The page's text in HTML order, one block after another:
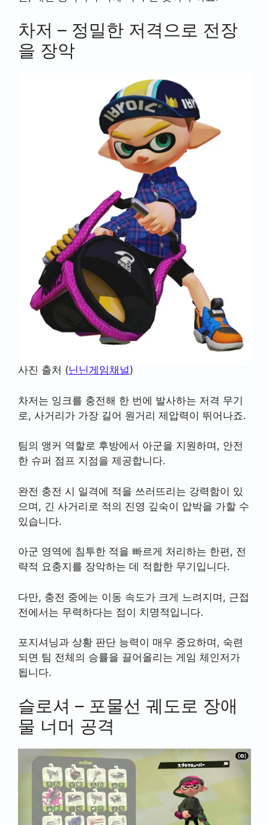
차저 – 정밀한 저격으로 전장
을 장악
사진 출처 (닌닌게임채널)
차저는 잉크를 충전해 한 번에 발사하는 저격 무기
로, 사거리가 가장 길어 원거리 제압력이 뛰어나죠.
팀의 앵커 역할로 후방에서 아군을 지원하며, 안전
한 슈퍼 점프 지점을 제공합니다.
완전 충전 시 일격에 적을 쓰러뜨리는 강력함이 있
으며, 긴 사거리로 적의 진영 깊숙이 압박을 가할 수
있습니다.
아군 영역에 침투한 적을 빠르게 처리하는 한편, 전
략적 요충지를 장악하는 데 적합한 무기입니다.
다만, 충전 중에는 이동 속도가 크게 느려지며, 근접
전에서는 무력하다는 점이 치명적입니다.
포지셔닝과 상황 판단 능력이 매우 중요하며, 숙련
되면 팀 전체의 승률을 끌어올리는 게임 체인저가
됩니다.
슬로셔 – 포물선 궤도로 장애
물 너머 공격